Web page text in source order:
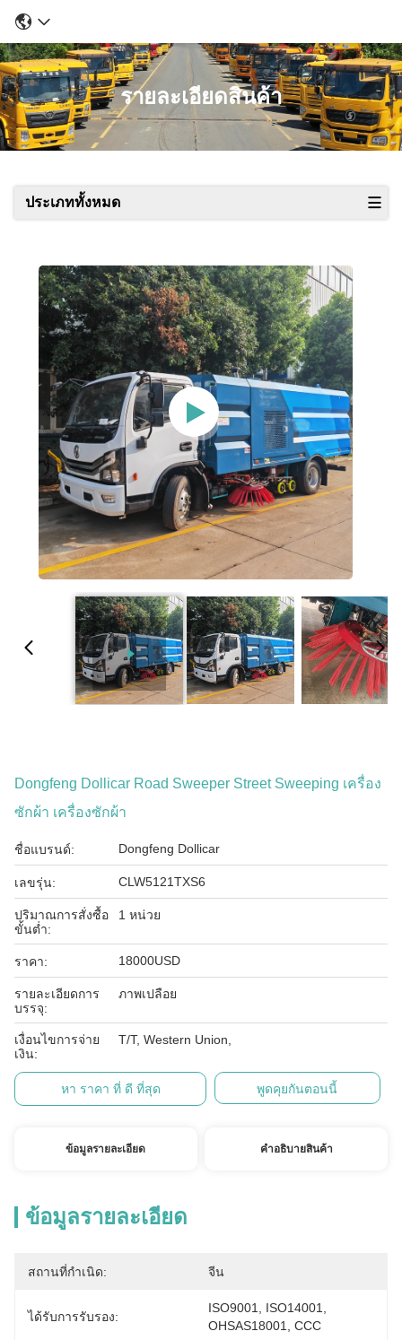
รายละเอียดสินค้า
ประเภททั้งหมด
Dongfeng Dollicar Road Sweeper Street Sweeping เครื่อง
ซักผ้า เครื่องซักผ้า
ชื่อแบรนด์: Dongfeng Dollicar
เลขรุ่น: CLW5121TXS6
ปริมาณการสั่งซื้อ
ขั้นต่ำ:
1 หน่วย
ราคา: 18000USD
รายละเอียดการ
บรรจุ:
ภาพเปลือย
เงื่อนไขการจ่าย
เงิน:
T/T, Western Union,
หา ราคา ที่ ดี ที่สุด พูดคุยกันตอนนี้
ข้อมูลรายละเอียด คําอธิบายสินค้า
ข้อมูลรายละเอียด
สถานที่กำเนิด: จีน
ได้รับการรับรอง:
ISO9001, ISO14001,
OHSAS18001, CCC